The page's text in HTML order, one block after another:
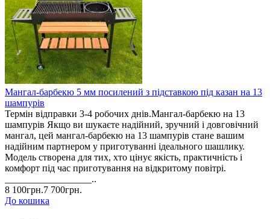
Мангал-барбекю 5 мм посилений з підставкою під казан на 13
шампурів
Термін відправки 3-4 робочих днів.Мангал-барбекю на 13
шампурів Якщо ви шукаєте надійний, зручний і довговічний
мангал, цей мангал-барбекю на 13 шампурів стане вашим
надійним партнером у приготуванні ідеального шашлику.
Модель створена для тих, хто цінує якість, практичність і
комфорт під час приготування на відкритому повітрі.
__________________..
8 100грн.7 700грн.
До кошика